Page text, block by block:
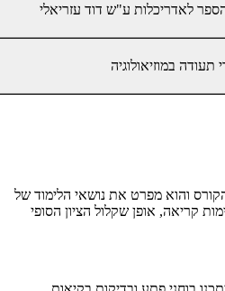
לאדריכלות ע"ש דוד עזריאלי
תעודה במוזיאולוגיה
והוא מפרט את נושאי הלימוד של
קריאה, אופן שקלול הציון הסופי